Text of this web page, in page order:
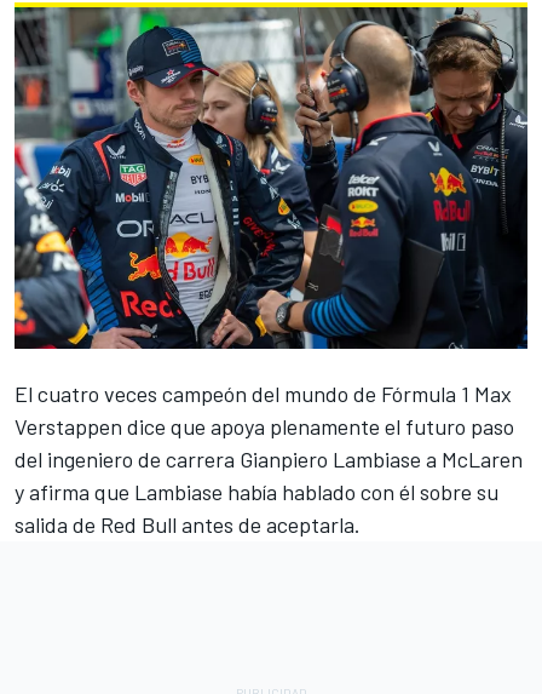
El cuatro veces campeón del mundo de Fórmula 1 Max
Verstappen dice que apoya plenamente el futuro paso
del ingeniero de carrera Gianpiero Lambiase a McLaren
y afirma que Lambiase había hablado con él sobre su
salida de Red Bull antes de aceptarla.